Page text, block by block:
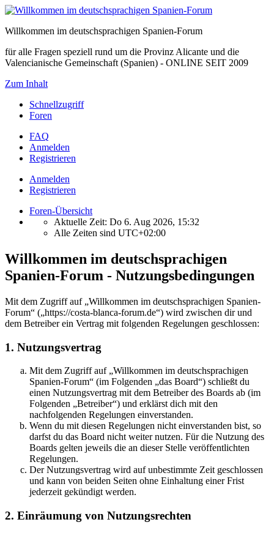
Willkommen im deutschsprachigen Spanien-Forum
für alle Fragen speziell rund um die Provinz Alicante und die
Valencianische Gemeinschaft (Spanien) - ONLINE SEIT 2009
Zum Inhalt
Schnellzugriff
Foren
FAQ
Anmelden
Registrieren
Anmelden
Registrieren
Foren-Übersicht
Aktuelle Zeit: Do 6. Aug 2026, 15:32
Alle Zeiten sind UTC+02:00
Willkommen im deutschsprachigen
Spanien-Forum - Nutzungsbedingungen
Mit dem Zugriff auf „Willkommen im deutschsprachigen Spanien-
Forum“ („https://costa-blanca-forum.de“) wird zwischen dir und
dem Betreiber ein Vertrag mit folgenden Regelungen geschlossen:
1. Nutzungsvertrag
Mit dem Zugriff auf „Willkommen im deutschsprachigen
Spanien-Forum“ (im Folgenden „das Board“) schließt du
einen Nutzungsvertrag mit dem Betreiber des Boards ab (im
Folgenden „Betreiber“) und erklärst dich mit den
nachfolgenden Regelungen einverstanden.
Wenn du mit diesen Regelungen nicht einverstanden bist, so
darfst du das Board nicht weiter nutzen. Für die Nutzung des
Boards gelten jeweils die an dieser Stelle veröffentlichten
Regelungen.
Der Nutzungsvertrag wird auf unbestimmte Zeit geschlossen
und kann von beiden Seiten ohne Einhaltung einer Frist
jederzeit gekündigt werden.
2. Einräumung von Nutzungsrechten